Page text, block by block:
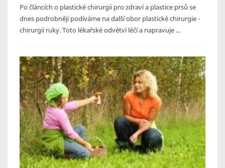
Po článcích o plastické chirurgii pro zdraví a plastice prsů se
dnes podrobněji podíváme na další obor plastické chirurgie -
chirurgii ruky. Toto lékařské odvětví léčí a napravuje ...